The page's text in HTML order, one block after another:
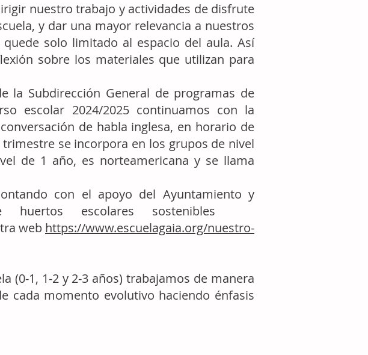
nuestro trabajo y actividades de disfrute
y dar una mayor relevancia a nuestros
solo limitado al espacio del aula. Así
sobre los materiales que utilizan para
la Subdirección General de programas de
escolar 2024/2025 continuamos con la
de habla inglesa, en horario de
se incorpora en los grupos de nivel
de 1 año, es norteamericana y se llama
con el apoyo del Ayuntamiento y
huertos escolares sostenibles
web https://www.escuelagaia.org/nuestro-
(0-1, 1-2 y 2-3 años) trabajamos de manera
cada momento evolutivo haciendo énfasis